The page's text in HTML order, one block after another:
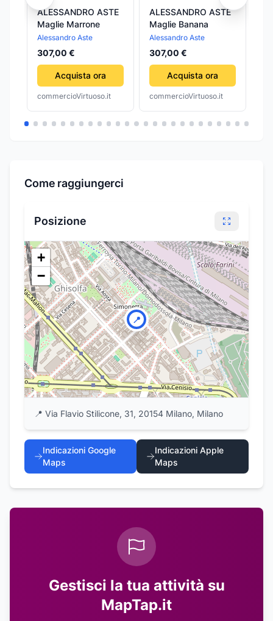
ALESSANDRO ASTE
Maglie Marrone
Alessandro Aste
307,00 €
Acquista ora
commercioVirtuoso.it
ALESSANDRO ASTE
Maglie Banana
Alessandro Aste
307,00 €
Acquista ora
commercioVirtuoso.it
Come raggiungerci
Posizione
📍
+
−
📍 Via Flavio Stilicone, 31, 20154 Milano, Milano
Indicazioni Google
Maps
Indicazioni Apple
Maps
Gestisci la tua attività su
MapTap.it